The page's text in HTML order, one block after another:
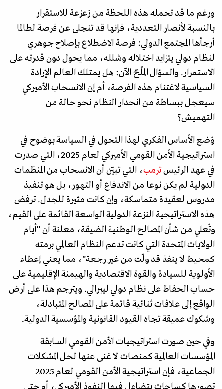
ورغم ما قد تحمله هذه اللحظة من زعزعة للاستقرار
بالنسبة لأنصار التعددية، فإنها قد تنجلى عن فرصة لطالما
أرجأها المجتمع الدولي: فرصة الاضطلاع بإصلاح جوهري
لنظام دولي يتزايد اختلاله وشلله، مما يحول دون قدرته على
الاستمرار. والسؤال المُلحّ الآن: هل يمتلك العالم الإرادة
السياسية لاغتنام هذه الفرصة، أم إن الانسحاب الأميركي
سيعجل ببساطة من انحدار النظام نحو حالة من
التهميش؟
وُضع الأساس الفكري لهذا التحول في السياسة بوضوح في
استراتيجية الأمن القومي الأميركي لعام 2025، التي صدرت
في عهد الرئيسترمب، التي تبيّن أن الانسحاب من المنظمات
الدولية لم يكن نوعا من الاندفاع أو التهور، بل هو تنفيذ
مدروس لعقيدة متماسكة، وإن كانت مثيرة للجدل. ترفض
هذه الاستراتيجية النزعة الدولية الواسعة القائمة على القيم،
وتُعلي من شأن المصالح الوطنية الضيقة، معلنة أن "أيام
الولايات المتحدة التي كانت تدعم النظام العالمي برمته
كمحيط لا ينفذ قد ولّت من غير رجعة"، مما يعني إعطاء
الأولوية للسيادة والقوة الاقتصادية والهيمنة الإقليمية على
حساب الحفاظ على نظام دولي ليبرالي. ويترجم هذا على أرض
الواقع إلى علاقات ثنائية قائمة على المصالح المتبادلة،
وشكوك عميقة تجاه القيود القانونية والمؤسسية الدولية.
وفي حين صورت استراتيجيات الأمن القومي السابقة
المؤسسات العالمية كمنصات لا غنى عنها لحل المشكلات
الجماعية، فإن استراتيجية الأمن القومي لعام 2025
تصورها كساحات يتضاءل فيها النفوذ الأميركي، أو حتى